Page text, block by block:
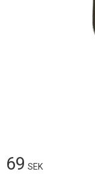
69 SEK